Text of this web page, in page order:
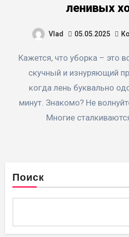
ленивых
Vlad 05.05.2025
Кажется, что уборка – это всегда бесконечный,
скучный и изнуряющий
когда лень буквально
минут. Знакомо? Не
Многие
Поиск